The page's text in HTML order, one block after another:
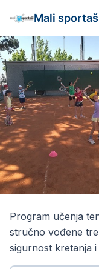
Mali
Naslovna
Programi
Vrtići
Lokacije
Info
Kontakt
Od 4. godine
Škola
Program učenja
stručno vođene
sigurnost kretanja